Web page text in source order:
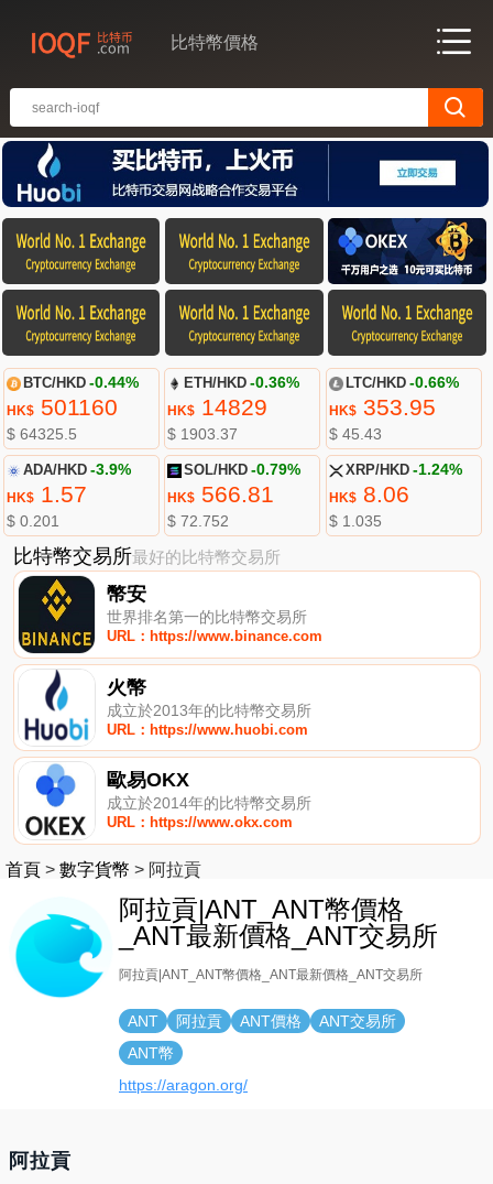
比特幣價格
BTC/HKD -0.44%
HK$501160
$ 64325.5
ETH/HKD -0.36%
HK$ 14829
$ 1903.37
LTC/HKD -0.66%
HK$353.95
$ 45.43
ADA/HKD -3.9%
HK$1.57
$ 0.201
SOL/HKD -0.79%
HK$ 566.81
$ 72.752
XRP/HKD -1.24%
HK$8.06
$ 1.035
比特幣交易所最好的比特幣交易所
幣安
世界排名第一的比特幣交易所
URL：https://www.binance.com
火幣
成立於2013年的比特幣交易所
URL：https://www.huobi.com
歐易OKX
成立於2014年的比特幣交易所
URL：https://www.okx.com
首頁 > 數字貨幣 > 阿拉貢
阿拉貢|ANT_ANT幣價格
_ANT最新價格_ANT交易所
阿拉貢|ANT_ANT幣價格_ANT最新價格_ANT交易所
ANT 阿拉貢 ANT價格
ANT交易所
ANT幣
https://aragon.org/
阿拉貢